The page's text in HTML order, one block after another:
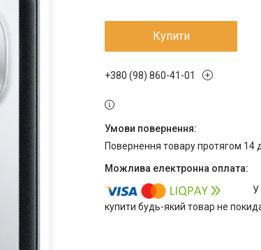
Купити
+380 (98) 860-41-01
повернення товару протягом 14
У
купити будь-який товар не